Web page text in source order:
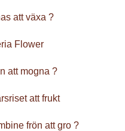
att växa ?
Flower
att mogna ?
att frukt
frön att gro ?